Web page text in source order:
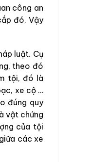
công an
đó. Vậy
luật. Cụ
theo đó
tội, đó là
xe cộ …
đúng quy
vật chứng
của tội
các xe